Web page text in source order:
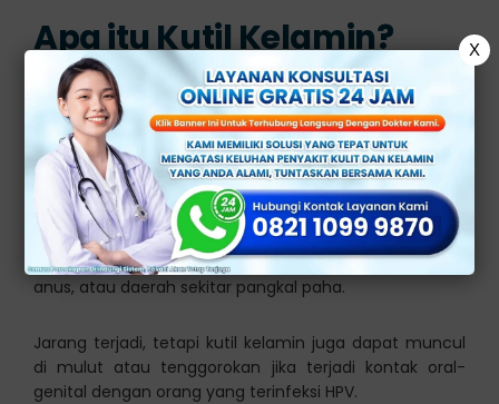
Apa itu Kutil Kelamin?
Kutil kelamin, juga dikenal sebagai kondiloma
akuminata, adalah pertumbuhan kulit yang disebabkan
oleh infeksi Human Papilloma Virus (HPV).
Jenis penyakit ini adalah salah satu penyakit menular
seksual yang paling umum. Kutil kelamin dapat muncul
di daerah genital, termasuk pada penis, vulva, vagina,
anus, atau daerah sekitar pangkal paha.
Jarang terjadi, tetapi kutil kelamin juga dapat muncul
di mulut atau tenggorokan jika terjadi kontak oral-
genital dengan orang yang terinfeksi HPV.
X